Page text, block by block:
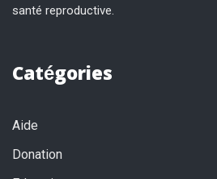
santé reproductive.
Catégories
Aide
Donation